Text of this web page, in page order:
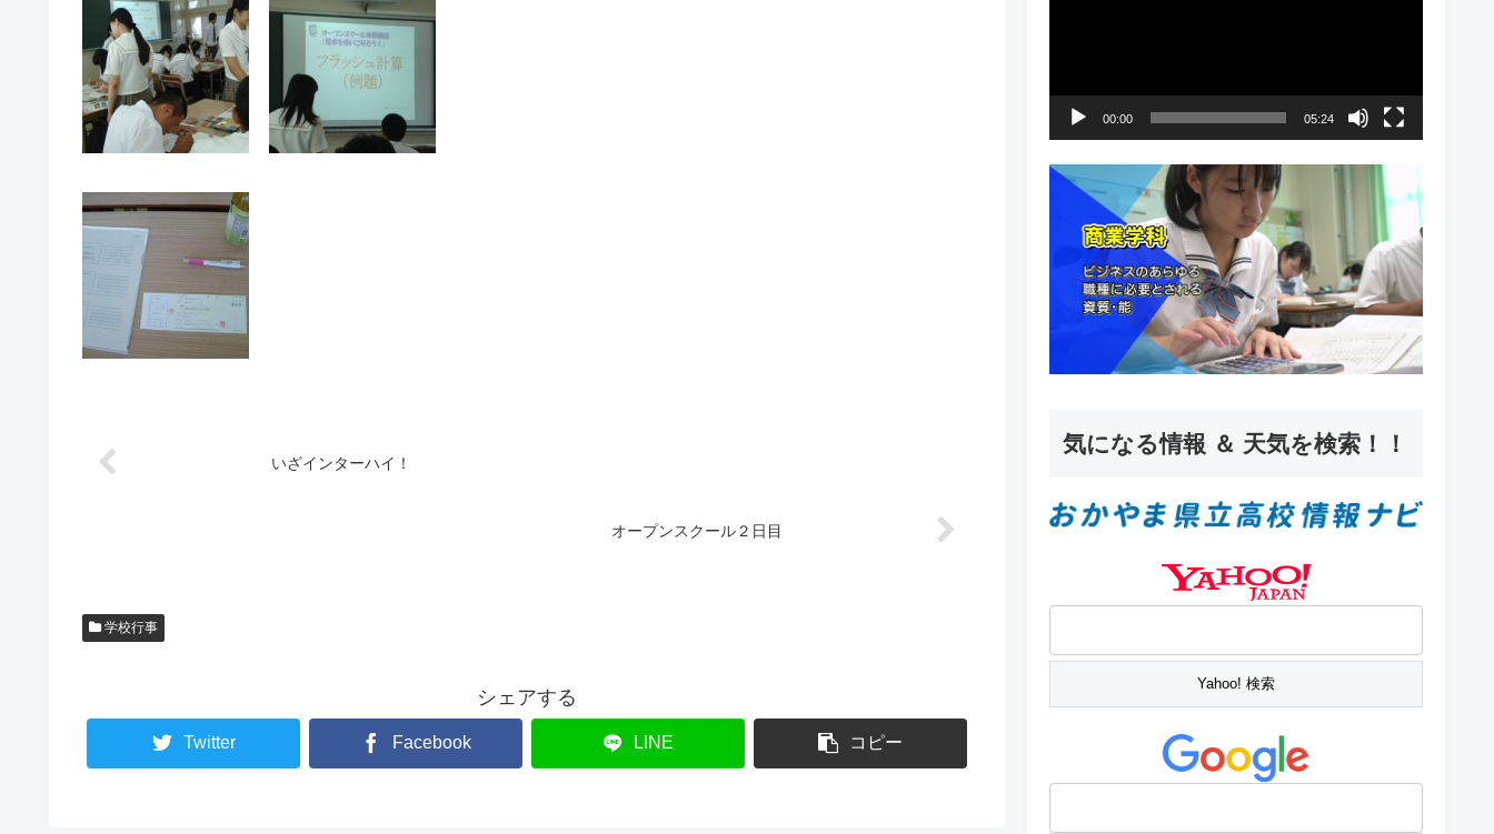
いざインターハイ！
オープンスクール２日目
学校行事
シェアする
Twitter Facebook LINE コピー
ー
00:00 05:24
気になる情報 ＆ 天気を検索！！